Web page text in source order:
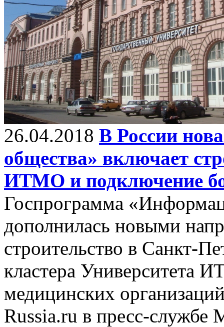
26.04.2018 В России
общества» включает
ИТМО и подключение
Госпрограмма
дополнилась новыми
строительство в Санкт-
кластера Университета
медицинских
Russia.ru в пресс-службе